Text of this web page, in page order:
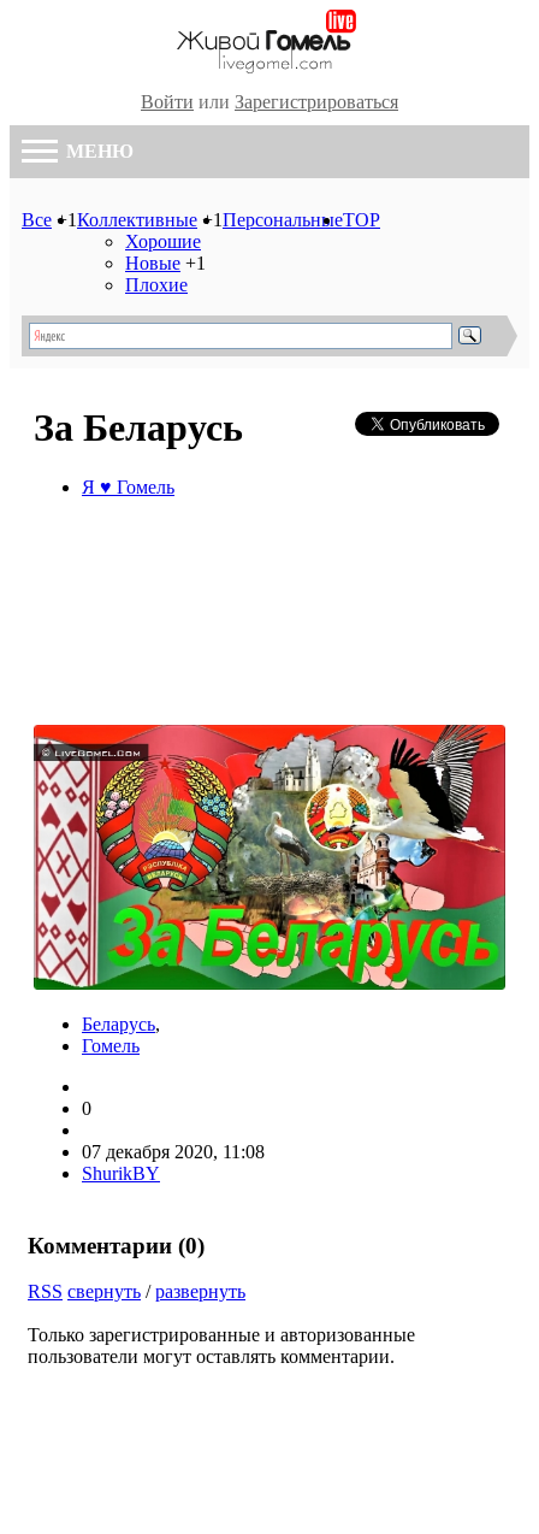
Войти или Зарегистрироваться
МЕНЮ
Все +1Коллективные +1
Хорошие
Новые +1
Плохие
ПерсональныеTOP
За Беларусь
Я ♥ Гомель
Беларусь,
Гомель
0
07 декабря 2020, 11:08
ShurikBY
Комментарии (0)
RSS свернуть /развернуть
Только зарегистрированные и авторизованные
пользователи могут оставлять комментарии.